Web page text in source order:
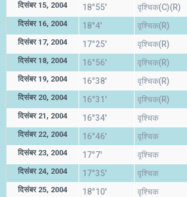
दिसंबर 15, 2004 18°55' वृश्चिक(C)(R)
दिसंबर 16, 2004 18°4' वृश्चिक(R)
दिसंबर 17, 2004 17°25' वृश्चिक(R)
दिसंबर 18, 2004 16°56' वृश्चिक(R)
दिसंबर 19, 2004 16°38' वृश्चिक(R)
दिसंबर 20, 2004 16°31' वृश्चिक(R)
दिसंबर 21, 2004 16°34' वृश्चिक
दिसंबर 22, 2004 16°46' वृश्चिक
दिसंबर 23, 2004 17°7' वृश्चिक
दिसंबर 24, 2004 17°35' वृश्चिक
दिसंबर 25, 2004 18°10' वृश्चिक